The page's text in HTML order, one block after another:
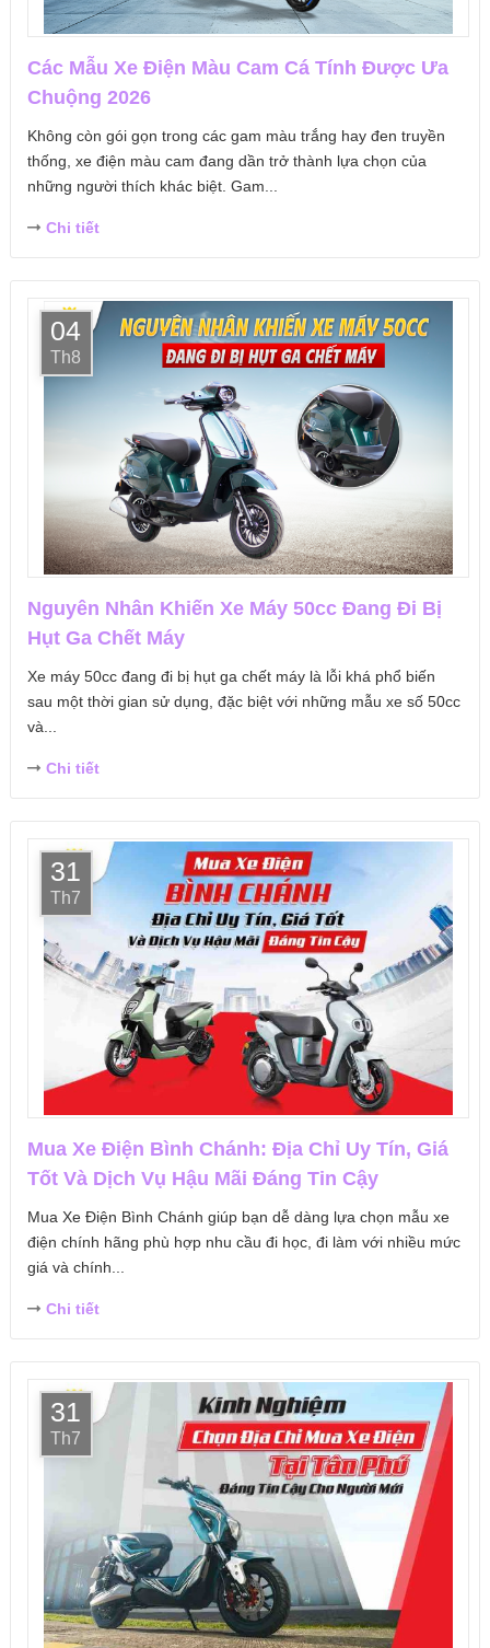
Các Mẫu Xe Điện Màu Cam Cá Tính Được Ưa
Chuộng 2026
Không còn gói gọn trong các gam màu trắng hay đen truyền
thống, xe điện màu cam đang dần trở thành lựa chọn của
những người thích khác biệt. Gam...
Chi tiết
04
Th8
Nguyên Nhân Khiến Xe Máy 50cc Đang Đi Bị
Hụt Ga Chết Máy
Xe máy 50cc đang đi bị hụt ga chết máy là lỗi khá phổ biến
sau một thời gian sử dụng, đặc biệt với những mẫu xe số 50cc
và...
Chi tiết
31
Th7
Mua Xe Điện Bình Chánh: Địa Chỉ Uy Tín, Giá
Tốt Và Dịch Vụ Hậu Mãi Đáng Tin Cậy
Mua Xe Điện Bình Chánh giúp bạn dễ dàng lựa chọn mẫu xe
điện chính hãng phù hợp nhu cầu đi học, đi làm với nhiều mức
giá và chính...
Chi tiết
31
Th7